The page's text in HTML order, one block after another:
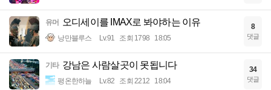
유머 오디세이를 IMAX로 봐야하는 이유
낭만블루스 Lv.91 조회 1798 18:05
8
댓글
기타 강남은 사람살곳이 못됩니다
평온한하늘 Lv.82 조회 2212 18:04
34
댓글